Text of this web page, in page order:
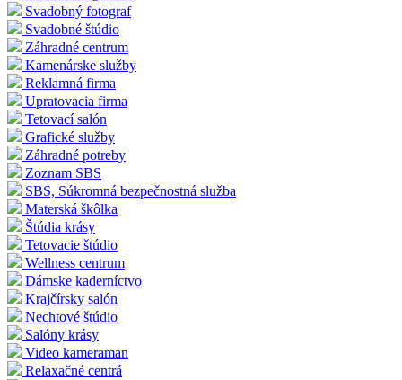
Svadobný fotograf
Svadobné štúdio
Záhradné centrum
Kamenárske služby
Reklamná firma
Upratovacia firma
Tetovací salón
Grafické služby
Záhradné potreby
Zoznam SBS
SBS, Súkromná bezpečnostná služba
Materská škôlka
Štúdia krásy
Tetovacie štúdio
Wellness centrum
Dámske kaderníctvo
Krajčírsky salón
Nechtové štúdio
Salóny krásy
Video kameraman
Relaxačné centrá